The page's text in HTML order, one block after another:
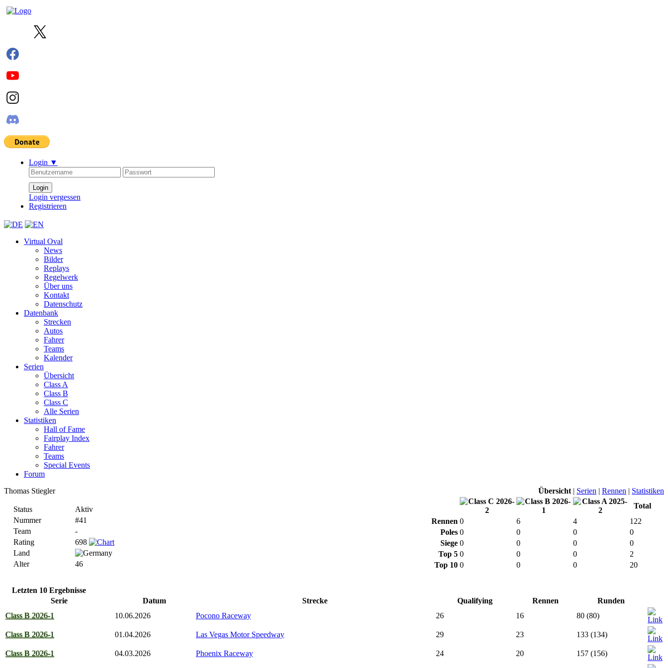
Login ▼
Login vergessen
Registrieren
Virtual Oval
News
Bilder
Replays
Regelwerk
Über uns
Kontakt
Datenschutz
Datenbank
Strecken
Autos
Fahrer
Teams
Kalender
Serien
Übersicht
Class A
Class B
Class C
Alle Serien
Statistiken
Hall of Fame
Fairplay Index
Fahrer
Teams
Special Events
Forum
Thomas Stiegler
Übersicht | Serien | Rennen | Statistiken
Status
Aktiv
Nummer
#41
Team
-
Rating
698
Land
Alter
46
Total
Rennen 0 6 4
122
Poles 0 0 0
0
Siege 0 0 0
0
Top 5 0 0 0
2
Top 10 0 0 0 20
Letzten 10 Ergebnisse
Serie
Datum Strecke Qualifying Rennen
Runden
Class B 2026-1
10.06.2026 Pocono Raceway 26 16 80 (80)
Class B 2026-1 01.04.2026 Las Vegas Motor Speedway 29 23 133 (134)
Class B 2026-1 04.03.2026 Phoenix Raceway 24 20 157 (156)